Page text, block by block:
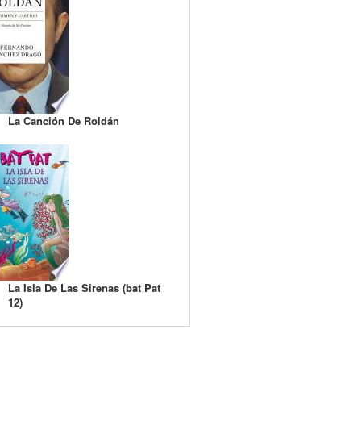
La Canción De Roldán
La Isla De Las Sirenas (bat Pat
12)